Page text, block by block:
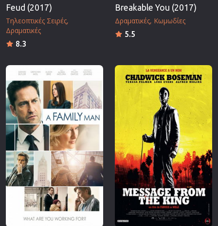
Feud (2017)
Τηλεοπτικές Σειρές
Δραματικές
8.3
Breakable You (2017)
Δραματικές Κωμωδίες
5.5